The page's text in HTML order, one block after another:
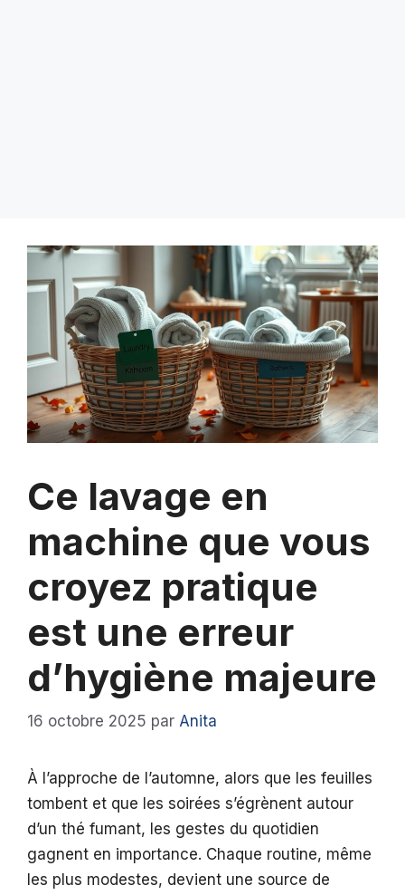
Ce lavage en
machine que vous
croyez pratique
est une erreur
d’hygiène majeure
16 octobre 2025 par Anita
À l’approche de l’automne, alors que les feuilles
tombent et que les soirées s’égrènent autour
d’un thé fumant, les gestes du quotidien
gagnent en importance. Chaque routine, même
les plus modestes, devient une source de